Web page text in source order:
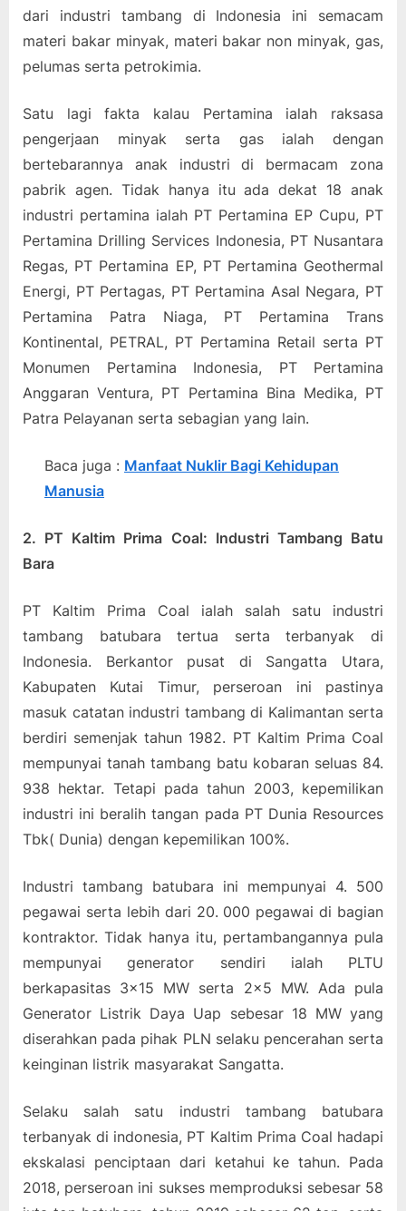
dari industri tambang di Indonesia ini semacam
materi bakar minyak, materi bakar non minyak, gas,
pelumas serta petrokimia.
Satu lagi fakta kalau Pertamina ialah raksasa
pengerjaan minyak serta gas ialah dengan
bertebarannya anak industri di bermacam zona
pabrik agen. Tidak hanya itu ada dekat 18 anak
industri pertamina ialah PT Pertamina EP Cupu, PT
Pertamina Drilling Services Indonesia, PT Nusantara
Regas, PT Pertamina EP, PT Pertamina Geothermal
Energi, PT Pertagas, PT Pertamina Asal Negara, PT
Pertamina Patra Niaga, PT Pertamina Trans
Kontinental, PETRAL, PT Pertamina Retail serta PT
Monumen Pertamina Indonesia, PT Pertamina
Anggaran Ventura, PT Pertamina Bina Medika, PT
Patra Pelayanan serta sebagian yang lain.
Baca juga : Manfaat Nuklir Bagi Kehidupan
Manusia
2. PT Kaltim Prima Coal: Industri Tambang Batu
Bara
PT Kaltim Prima Coal ialah salah satu industri
tambang batubara tertua serta terbanyak di
Indonesia. Berkantor pusat di Sangatta Utara,
Kabupaten Kutai Timur, perseroan ini pastinya
masuk catatan industri tambang di Kalimantan serta
berdiri semenjak tahun 1982. PT Kaltim Prima Coal
mempunyai tanah tambang batu kobaran seluas 84.
938 hektar. Tetapi pada tahun 2003, kepemilikan
industri ini beralih tangan pada PT Dunia Resources
Tbk( Dunia) dengan kepemilikan 100%.
Industri tambang batubara ini mempunyai 4. 500
pegawai serta lebih dari 20. 000 pegawai di bagian
kontraktor. Tidak hanya itu, pertambangannya pula
mempunyai generator sendiri ialah PLTU
berkapasitas 3×15 MW serta 2×5 MW. Ada pula
Generator Listrik Daya Uap sebesar 18 MW yang
diserahkan pada pihak PLN selaku pencerahan serta
keinginan listrik masyarakat Sangatta.
Selaku salah satu industri tambang batubara
terbanyak di indonesia, PT Kaltim Prima Coal hadapi
ekskalasi penciptaan dari ketahui ke tahun. Pada
2018, perseroan ini sukses memproduksi sebesar 58